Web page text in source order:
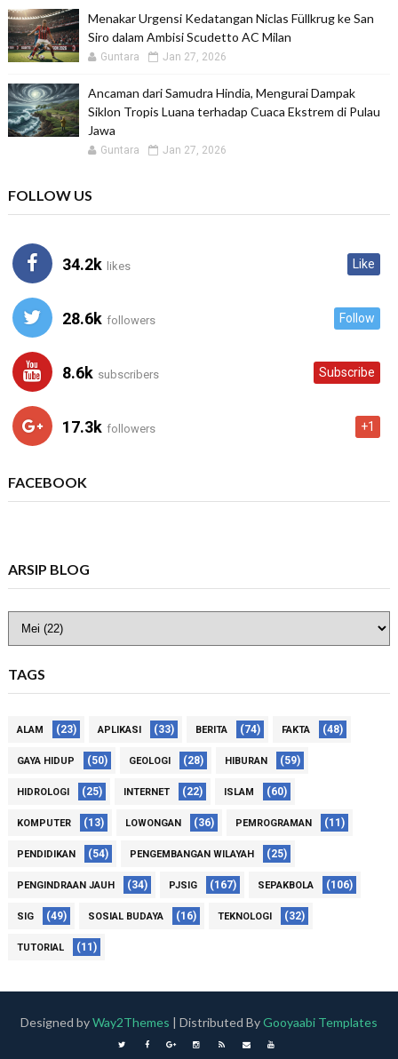
Menakar Urgensi Kedatangan Niclas Füllkrug ke San
Siro dalam Ambisi Scudetto AC Milan
Guntara Jan 27, 2026
Ancaman dari Samudra Hindia, Mengurai Dampak
Siklon Tropis Luana terhadap Cuaca Ekstrem di Pulau
Jawa
Guntara Jan 27, 2026
FOLLOW US
34.2k likes Like
28.6k followers Follow
8.6k subscribers Subscribe
17.3k followers +1
FACEBOOK
ARSIP BLOG
TAGS
ALAM (23) APLIKASI (33) BERITA (74) FAKTA (48)
GAYA HIDUP (50) GEOLOGI (28) HIBURAN (59)
HIDROLOGI (25) INTERNET (22) ISLAM (60)
KOMPUTER (13) LOWONGAN (36) PEMROGRAMAN (11)
PENDIDIKAN (54) PENGEMBANGAN WILAYAH (25)
PENGINDRAAN JAUH (34) PJSIG (167) SEPAKBOLA (106)
SIG (49) SOSIAL BUDAYA (16) TEKNOLOGI (32)
TUTORIAL (11)
Designed byWay2Themes | Distributed ByGooyaabi Templates